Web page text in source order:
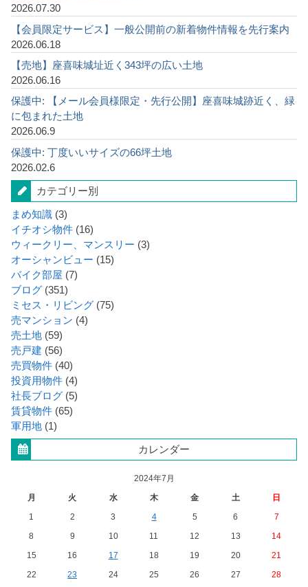
2026.07.30
【会員限定サービス】一般公開前の新着物件情報を先行案内
2026.06.18
【売地】座喜味城址近く343坪の広い土地
2026.06.16
保護中: 【メール会員様限定・先行公開】座喜味城跡近く、緑
に包まれた土地
2026.06.9
保護中: 丁度いいサイズの66坪土地
2026.02.6
カテゴリー別
まめ知識 (3)
イチオシ物件 (16)
ウィークリー、マンスリー (3)
オーシャンビュー (15)
バイク部屋 (7)
ブログ (351)
ミセス・リビング (75)
売マンション (4)
売土地 (59)
売戸建 (56)
売買物件 (40)
投資用物件 (4)
社長ブログ (5)
賃貸物件 (65)
軍用地 (1)
カレンダー
2024年7月
月
火 水 木 金 土
日
1
2 3 4 5 6
7
8
9 10 11 12 13
14
15
16 17 18 19 20
21
22
23 24 25 26 27
28